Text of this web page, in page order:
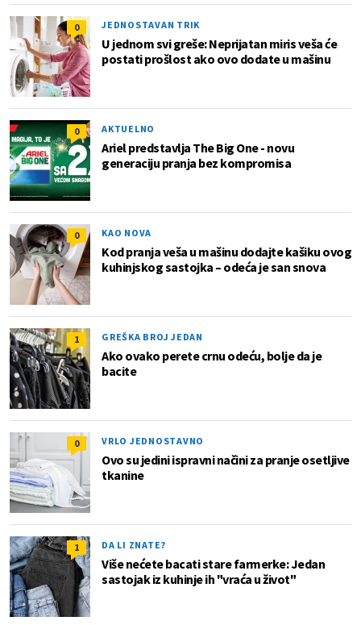
0 JEDNOSTAVAN TRIK
U jednom svi greše: Neprijatan miris veša će
postati prošlost ako ovo dodate u mašinu
0 AKTUELNO
Ariel predstavlja The Big One - novu
generaciju pranja bez kompromisa
0 KAO NOVA
Kod pranja veša u mašinu dodajte kašiku ovog
kuhinjskog sastojka – odeća je san snova
1 GREŠKA BROJ JEDAN
Ako ovako perete crnu odeću, bolje da je
bacite
0 VRLO JEDNOSTAVNO
Ovo su jedini ispravni načini za pranje osetljive
tkanine
1 DA LI ZNATE?
Više nećete bacati stare farmerke: Jedan
sastojak iz kuhinje ih "vraća u život"